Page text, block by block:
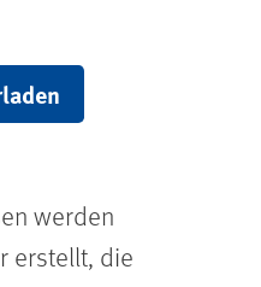
werden
erstellt, die